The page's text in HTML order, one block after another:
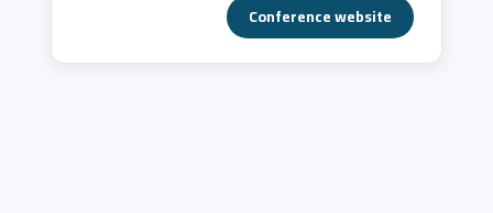
Conference website